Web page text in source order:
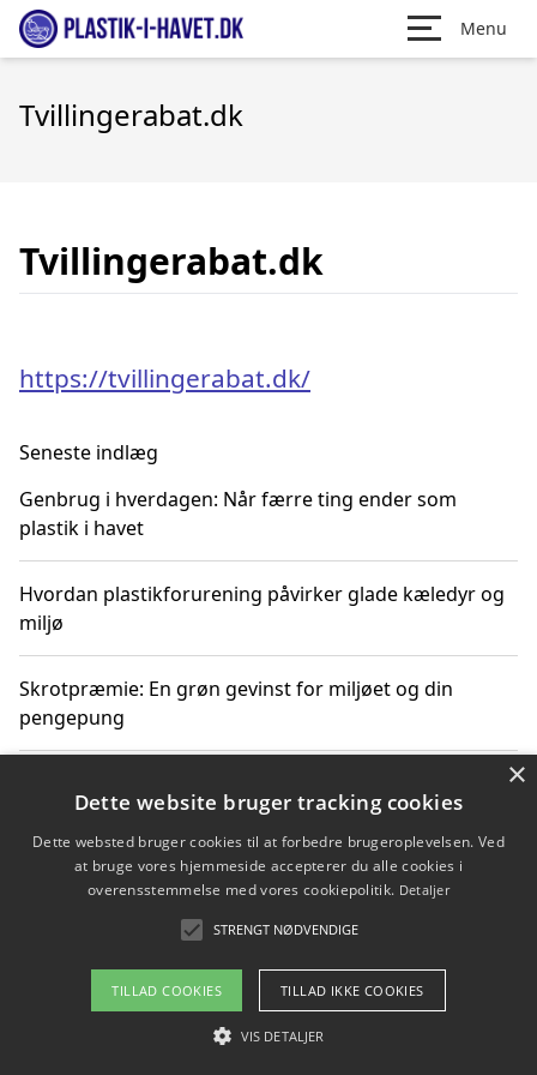
Menu
Tvillingerabat.dk
Tvillingerabat.dk
https://tvillingerabat.dk/
Seneste indlæg
Genbrug i hverdagen: Når færre ting ender som
plastik i havet
Hvordan plastikforurening påvirker glade kæledyr og
miljø
Skrotpræmie: En grøn gevinst for miljøet og din
pengepung
Hvordan blåfade med rist kan hjælpe med at reducere
plastik i havet
Spil kasinospil på et troværdigt online casino: Din
guide til sikker og sjov underholdning
Copyright 2026 - Pilanto Aps
Om / kontakt
×
Dette website bruger tracking cookies
Dette websted bruger cookies til at forbedre brugeroplevelsen. Ved
at bruge vores hjemmeside accepterer du alle cookies i
overensstemmelse med vores cookiepolitik. Detaljer
STRENGT NØDVENDIGE
TILLAD COOKIES TILLAD IKKE COOKIES
VIS DETALJER